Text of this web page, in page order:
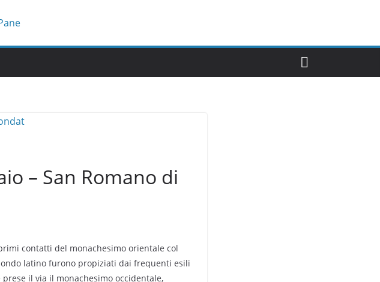
– San Romano di
contatti del monachesimo orientale col
latino furono propiziati dai frequenti esili
prese il via il monachesimo occidentale,